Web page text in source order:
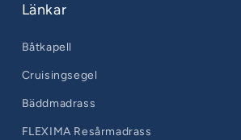
Länkar
Båtkapell
Cruisingsegel
Bäddmadrass
FLEXIMA Resårmadrass